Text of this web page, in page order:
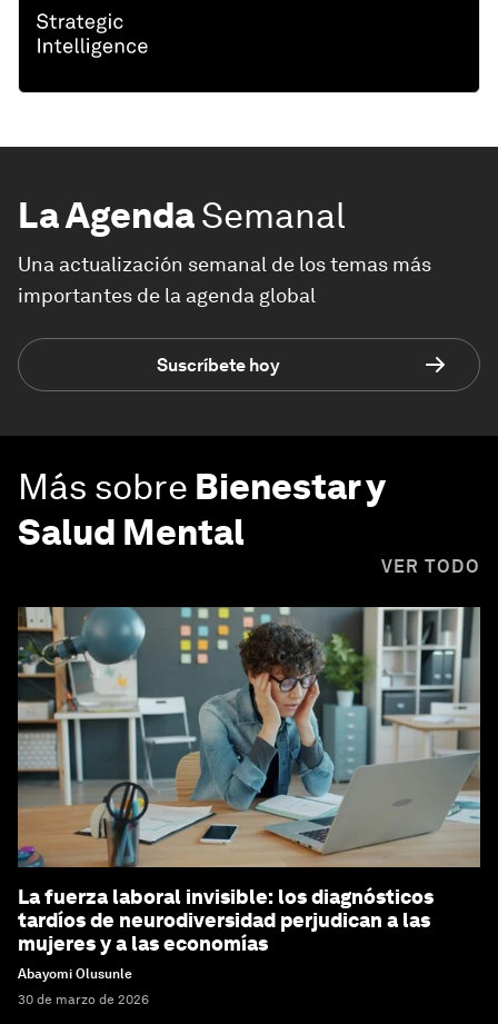
La AgendaSemanal
Una actualización semanal de los temas más
importantes de la agenda global
Suscríbete hoy
Más sobre Bienestar y
Salud Mental
VER TODO
La fuerza laboral invisible: los diagnósticos
tardíos de neurodiversidad perjudican a las
mujeres y a las economías
Abayomi Olusunle
30 de marzo de 2026